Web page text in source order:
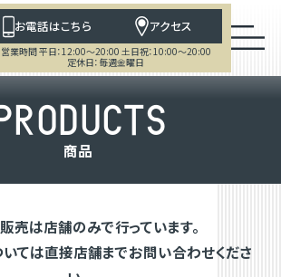
お電話はこちら アクセス
営業時間 平日：12:00～20:00 土日祝：10:00～20:00
定休日：毎週金曜日
RODUCTS
商品
売は店舗のみで行っています。
ては直接店舗までお問い合わせくださ